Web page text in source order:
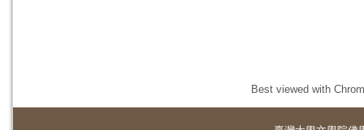
Best viewed with